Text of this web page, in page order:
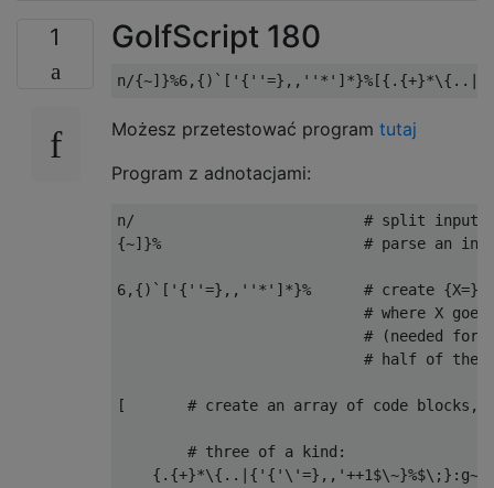
1 GolfScript 180
Możesz przetestować program tutaj
Program z adnotacjami:
n/                          # split input by
{~]}%                       # parse an int
6,{)`['{''=},,''*']*}%      # create
# where X
# (needed for
# half of the
[       # create an array of code blocks,
        # three of a kind: